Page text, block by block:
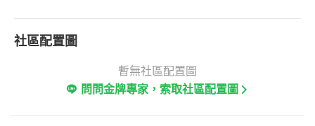
社區配置圖
暫無社區配置圖
問問金牌專家，索取社區配置圖